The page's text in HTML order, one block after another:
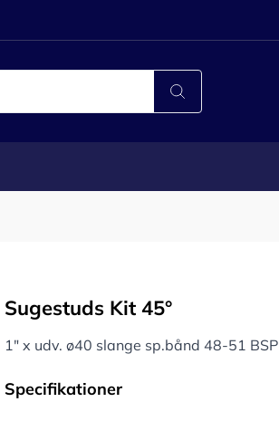
Sugestuds Kit 45°
1" x udv. ø40 slange sp.bånd 48-51 BSP
Specifikationer